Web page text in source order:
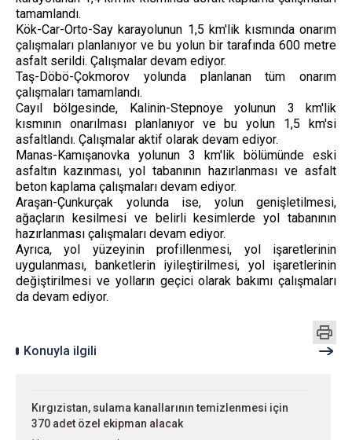
tamamlandı.
Kök-Car-Orto-Say karayolunun 1,5 km'lik kısmında onarım
çalışmaları planlanıyor ve bu yolun bir tarafında 600 metre
asfalt serildi. Çalışmalar devam ediyor.
Taş-Döbö-Çokmorov yolunda planlanan tüm onarım
çalışmaları tamamlandı.
Cayıl bölgesinde, Kalinin-Stepnoye yolunun 3 km'lik
kısmının onarılması planlanıyor ve bu yolun 1,5 km'si
asfaltlandı. Çalışmalar aktif olarak devam ediyor.
Manas-Kamışanovka yolunun 3 km'lik bölümünde eski
asfaltın kazınması, yol tabanının hazırlanması ve asfalt
beton kaplama çalışmaları devam ediyor.
Araşan-Çunkurçak yolunda ise, yolun genişletilmesi,
ağaçların kesilmesi ve belirli kesimlerde yol tabanının
hazırlanması çalışmaları devam ediyor.
Ayrıca, yol yüzeyinin profillenmesi, yol işaretlerinin
uygulanması, banketlerin iyileştirilmesi, yol işaretlerinin
değiştirilmesi ve yolların geçici olarak bakımı çalışmaları
da devam ediyor.
Konuyla ilgili
Kırgızistan, sulama kanallarının temizlenmesi için
370 adet özel ekipman alacak